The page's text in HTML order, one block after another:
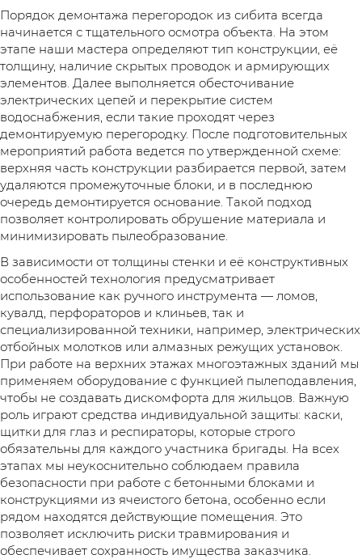
Порядок демонтажа перегородок из сибита всегда
начинается с тщательного осмотра объекта. На этом
этапе наши мастера определяют тип конструкции, её
толщину, наличие скрытых проводок и армирующих
элементов. Далее выполняется обесточивание
электрических цепей и перекрытие систем
водоснабжения, если такие проходят через
демонтируемую перегородку. После подготовительных
мероприятий работа ведется по утвержденной схеме:
верхняя часть конструкции разбирается первой, затем
удаляются промежуточные блоки, и в последнюю
очередь демонтируется основание. Такой подход
позволяет контролировать обрушение материала и
минимизировать пылеобразование.
В зависимости от толщины стенки и её конструктивных
особенностей технология предусматривает
использование как ручного инструмента — ломов,
кувалд, перфораторов и клиньев, так и
специализированной техники, например, электрических
отбойных молотков или алмазных режущих установок.
При работе на верхних этажах многоэтажных зданий мы
применяем оборудование с функцией пылеподавления,
чтобы не создавать дискомфорта для жильцов. Важную
роль играют средства индивидуальной защиты: каски,
щитки для глаз и респираторы, которые строго
обязательны для каждого участника бригады. На всех
этапах мы неукоснительно соблюдаем правила
безопасности при работе с бетонными блоками и
конструкциями из ячеистого бетона, особенно если
рядом находятся действующие помещения. Это
позволяет исключить риски травмирования и
обеспечивает сохранность имущества заказчика.